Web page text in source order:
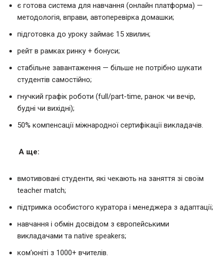
є готова система для навчання (онлайн платформа) —
методологія, вправи, автоперевірка домашки;
підготовка до уроку займає 15 хвилин;
рейт в рамках ринку + бонуси;
стабільне завантаження — більше не потрібно шукати
студентів самостійно;
гнучкий графік роботи (full/part-time, ранок чи вечір,
будні чи вихідні);
50% компенсації міжнародної сертифікації викладачів.
А ще:
вмотивовані студенти, які чекають на заняття зі своїм
teacher match;
підтримка особистого куратора і менеджера з адаптації;
навчання і обмін досвідом з європейськими
викладачами та native speakers;
ком’юніті з 1000+ вчителів.